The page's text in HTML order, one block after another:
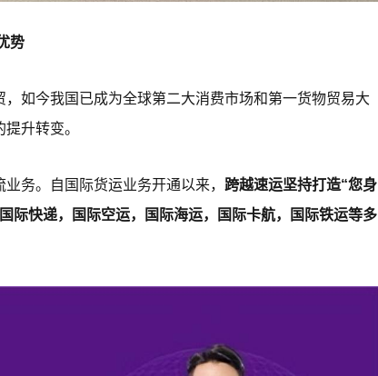
势
如今我国已成为全球第二大消费市场和第一货物贸易大
升转变。
务。自国际货运业务开通以来， 跨越速运坚持打造“您身
际快递，国际空运，国际海运，国际卡航，国际铁运等多